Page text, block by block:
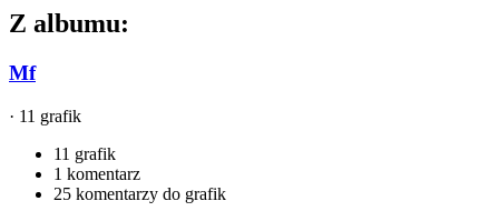
Z albumu:
Mf
· 11 grafik
11 grafik
1 komentarz
25 komentarzy do grafik